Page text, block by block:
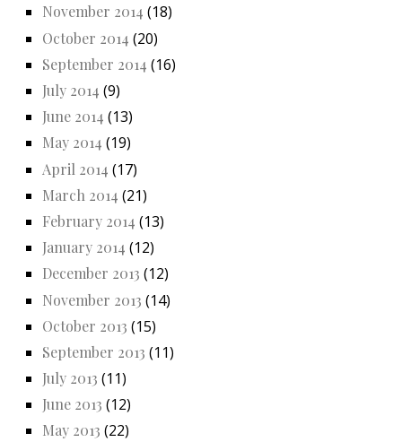
November 2014 (18)
October 2014 (20)
September 2014 (16)
July 2014 (9)
June 2014 (13)
May 2014 (19)
April 2014 (17)
March 2014 (21)
February 2014 (13)
January 2014 (12)
December 2013 (12)
November 2013 (14)
October 2013 (15)
September 2013 (11)
July 2013 (11)
June 2013 (12)
May 2013 (22)